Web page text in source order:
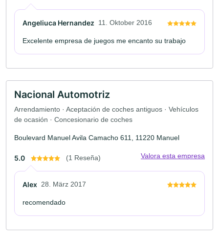
Angeliuca Hernandez 11. Oktober 2016
Excelente empresa de juegos me encanto su trabajo
Nacional Automotriz
Arrendamiento · Aceptación de coches antiguos · Vehículos
de ocasión · Concesionario de coches
Boulevard Manuel Avila Camacho 611, 11220 Manuel
5.0 (1 Reseña) Valora esta empresa
Alex 28. März 2017
recomendado